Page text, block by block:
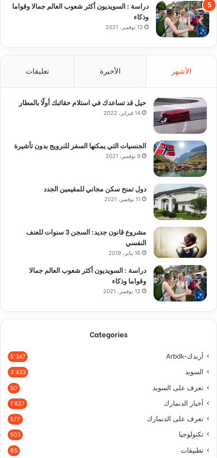
دراسة : السويديون أكثر شعوب العالم جمالا وقواما
وذكاء
12 نوفمبر، 2021
الأشهر الأخيرة تعليقات
حيل قد تساعدك في استلام حقائبك أولًا بالمطار
14 فبراير، 2022
الجنسيات التي يمكنها السفر للنرويج بدون تأشيرة
9 نوفمبر، 2021
دول تمنح سكن مجاني للمقيمين الجدد
11 نوفمبر، 2021
مشروع قانون جديد: السجن 3 سنوات للعنف
النفسي
16 يناير، 2019
دراسة : السويديون أكثر شعوب العالم جمالا
وقواما وذكاء
12 نوفمبر، 2021
Categories
أربدك-Arbdk 5٬347
السويد 3٬433
تعرف على السويد 50
أخبار الدنمارك 1٬827
تعرف على الدنمارك 577
تكنولوجيا 503
تطبيقات 85